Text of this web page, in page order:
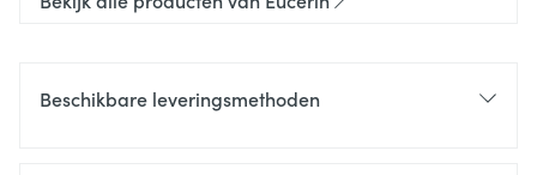
Beschikbare leveringsmethoden